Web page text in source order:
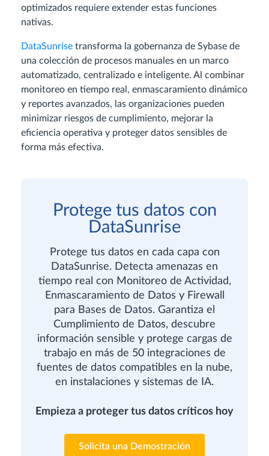
optimizados requiere extender estas funciones
nativas.
DataSunrise transforma la gobernanza de Sybase de
una colección de procesos manuales en un marco
automatizado, centralizado e inteligente. Al combinar
monitoreo en tiempo real, enmascaramiento dinámico
y reportes avanzados, las organizaciones pueden
minimizar riesgos de cumplimiento, mejorar la
eficiencia operativa y proteger datos sensibles de
forma más efectiva.
Protege tus datos con
DataSunrise
Protege tus datos en cada capa con
DataSunrise. Detecta amenazas en
tiempo real con Monitoreo de Actividad,
Enmascaramiento de Datos y Firewall
para Bases de Datos. Garantiza el
Cumplimiento de Datos, descubre
información sensible y protege cargas de
trabajo en más de 50 integraciones de
fuentes de datos compatibles en la nube,
en instalaciones y sistemas de IA.
Empieza a proteger tus datos críticos hoy
Solicita una Demostración